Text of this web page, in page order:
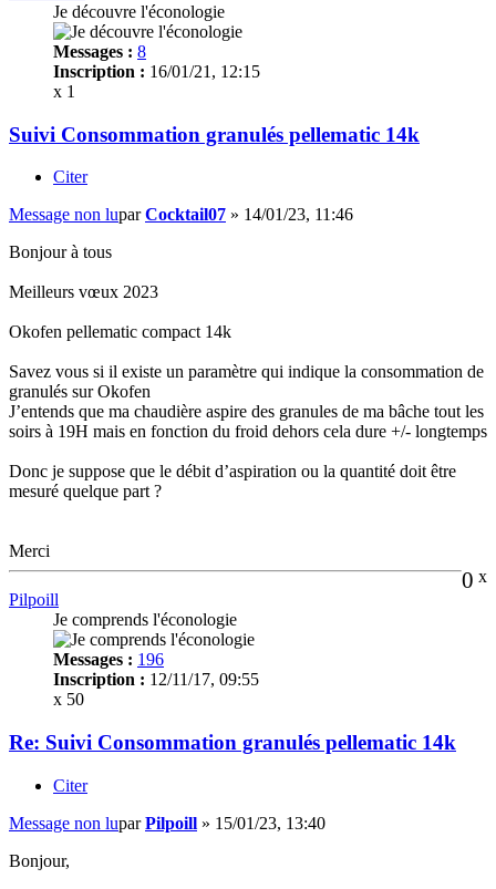
Je découvre l'éconologie
Messages : 8
Inscription : 16/01/21, 12:15
x 1
Suivi Consommation granulés pellematic 14k
Citer
Message non luparCocktail07 » 14/01/23, 11:46
Bonjour à tous
Meilleurs vœux 2023
Okofen pellematic compact 14k
Savez vous si il existe un paramètre qui indique la consommation de
granulés sur Okofen
J’entends que ma chaudière aspire des granules de ma bâche tout les
soirs à 19H mais en fonction du froid dehors cela dure +/- longtemps
Donc je suppose que le débit d’aspiration ou la quantité doit être
mesuré quelque part ?
Merci
0 x
Pilpoill
Je comprends l'éconologie
Messages : 196
Inscription : 12/11/17, 09:55
x 50
Re: Suivi Consommation granulés pellematic 14k
Citer
Message non luparPilpoill » 15/01/23, 13:40
Bonjour,